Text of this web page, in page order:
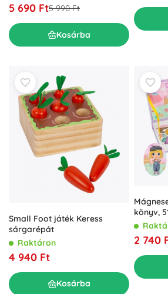
5 690 Ft5 990 Ft
Kosárba
Small Foot játék Keress
sárgarépát
Raktáron
4 940 Ft
Kosárba
könyv,
2 740